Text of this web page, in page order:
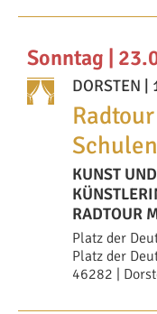
Sonntag |
DORSTEN |
KUNST
RADTOUR
Schwester
Platz der
Platz der
46282 |